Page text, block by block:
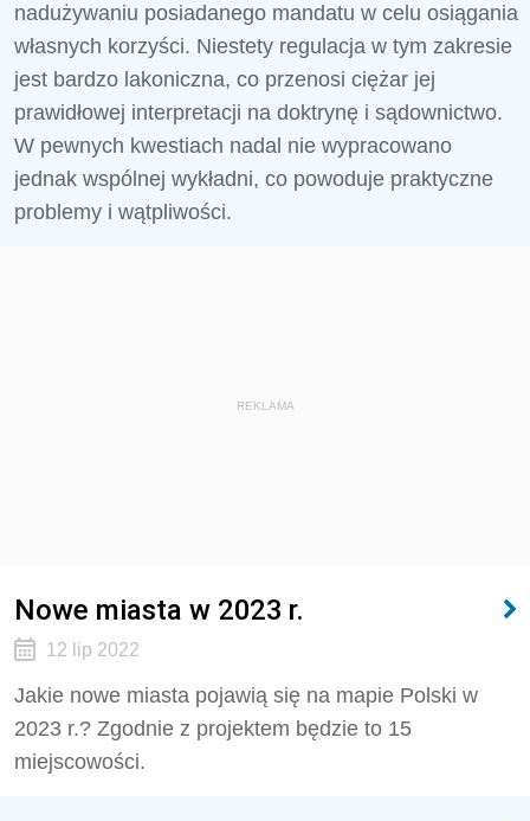
nadużywaniu posiadanego mandatu w celu osiągania
własnych korzyści. Niestety regulacja w tym zakresie
jest bardzo lakoniczna, co przenosi ciężar jej
prawidłowej interpretacji na doktrynę i sądownictwo.
W pewnych kwestiach nadal nie wypracowano
jednak wspólnej wykładni, co powoduje praktyczne
problemy i wątpliwości.
REKLAMA
Nowe miasta w 2023 r.
12 lip 2022
Jakie nowe miasta pojawią się na mapie Polski w
2023 r.? Zgodnie z projektem będzie to 15
miejscowości.